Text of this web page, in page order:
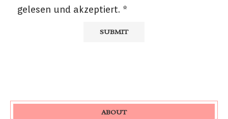
gelesen und akzeptiert. *
ABOUT